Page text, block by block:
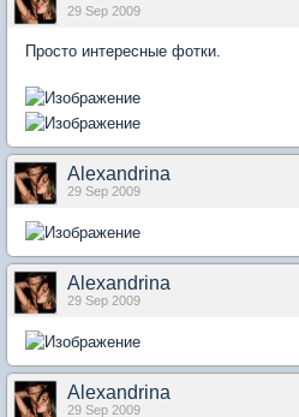
29 Sep 2009
Просто интересные фотки.
Alexandrina
29 Sep 2009
Alexandrina
29 Sep 2009
Alexandrina
29 Sep 2009